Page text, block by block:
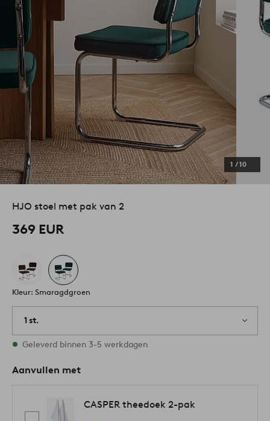
1 /10
HJO stoel met pak van 2
369 EUR
Kleur: Smaragdgroen
1 st.
Op voorraad
Geleverd binnen 3-5 werkdagen
Aanvullen met
CASPER theedoek 2-pak